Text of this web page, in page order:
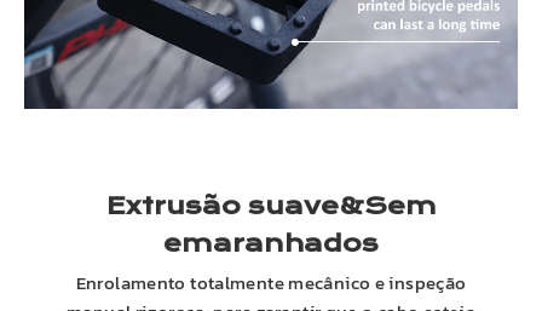
Extrusão suave&Sem
emaranhados
Enrolamento totalmente mecânico e inspeção